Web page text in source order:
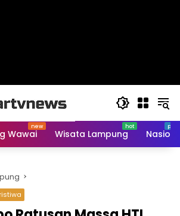
Wawai Wisata Lampung